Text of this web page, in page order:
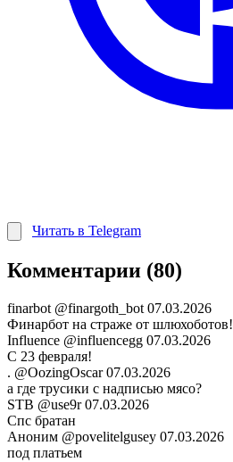
Читать в Telegram
Комментарии (80)
finarbot @finargoth_bot 07.03.2026
Финарбот на страже от шлюхоботов!
Influence @influencegg 07.03.2026
С 23 февраля!
. @OozingOscar 07.03.2026
а где трусики с надписью мясо?
STB @use9r 07.03.2026
Спс братан
Аноним @povelitelgusey 07.03.2026
под платьем